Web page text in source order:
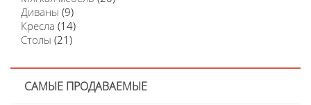
Диваны (9)
Кресла (14)
Столы (21)
САМЫЕ ПРОДАВАЕМЫЕ